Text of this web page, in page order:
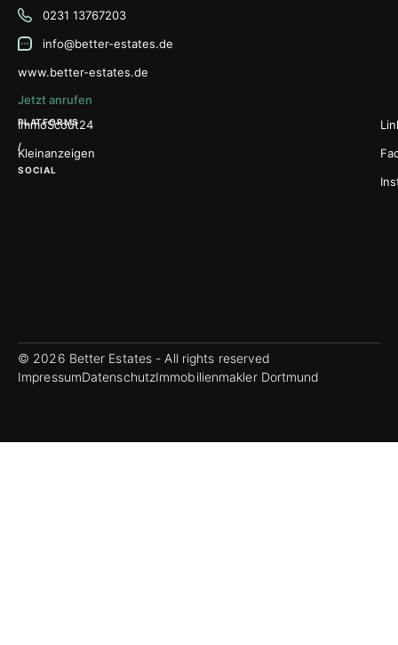
0231 13767203
info@better-estates.de
www.better-estates.de
Jetzt anrufen
PLATFORMS
/
SOCIAL
ImmoScout24
Kleinanzeigen
© 2026 Better Estates - All rights reserved
ImpressumDatenschutzImmobilienmakler Dortmund